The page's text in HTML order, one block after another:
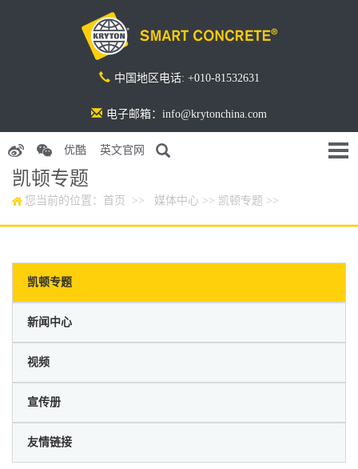
中国地区电话: +010-81532631
电子邮箱：info@krytonchina.com
优酷 英文官网
凯顿专题
您当前的位置： 首页 >> 媒体中心 >> 凯顿专题 >>
凯顿专题
新闻中心
视频
宣传册
友情链接